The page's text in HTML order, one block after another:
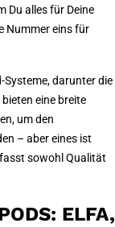
Du alles für Deine
Nummer eins für
Systeme, darunter die
eine breite
um den
– aber eines ist
sowohl Qualität
ELFA,